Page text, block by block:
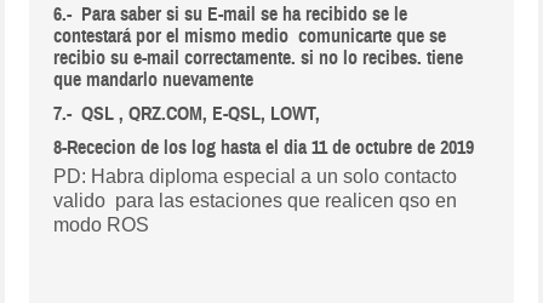
6.- Para saber si su E-mail se ha recibido se le
contestará por el mismo medio comunicarte que se
recibio su e-mail correctamente. si no lo recibes. tiene
que mandarlo nuevamente
7.- QSL , QRZ.COM, E-QSL, LOWT,
8-Rececion de los log hasta el dia 11 de octubre de 2019
PD: Habra diploma especial a un solo contacto
valido para las estaciones que realicen qso en
modo ROS